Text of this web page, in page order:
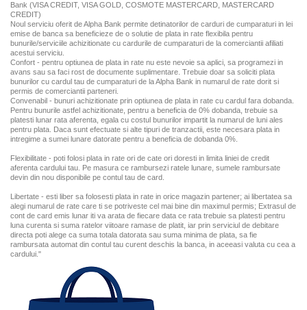
Bank (VISA CREDIT, VISA GOLD, COSMOTE MASTERCARD, MASTERCARD
CREDIT)
Noul serviciu oferit de Alpha Bank permite detinatorilor de carduri de cumparaturi in lei
emise de banca sa beneficieze de o solutie de plata in rate flexibila pentru
bunurile/serviciile achizitionate cu cardurile de cumparaturi de la comerciantii afiliati
acestui serviciu.
Confort - pentru optiunea de plata in rate nu este nevoie sa aplici, sa programezi in
avans sau sa faci rost de documente suplimentare. Trebuie doar sa soliciti plata
bunurilor cu cardul tau de cumparaturi de la Alpha Bank in numarul de rate dorit si
permis de comerciantii parteneri.
Convenabil - bunuri achizitionate prin optiunea de plata in rate cu cardul fara dobanda.
Pentru bunurile astfel achizitionate, pentru a beneficia de 0% dobanda, trebuie sa
platesti lunar rata aferenta, egala cu costul bunurilor impartit la numarul de luni ales
pentru plata. Daca sunt efectuate si alte tipuri de tranzactii, este necesara plata in
intregime a sumei lunare datorate pentru a beneficia de dobanda 0%.
Flexibilitate - poti folosi plata in rate ori de cate ori doresti in limita liniei de credit
aferenta cardului tau. Pe masura ce rambursezi ratele lunare, sumele rambursate
devin din nou disponibile pe contul tau de card.
Libertate - esti liber sa folosesti plata in rate in orice magazin partener; ai libertatea sa
alegi numarul de rate care ti se potriveste cel mai bine din maximul permis; Extrasul de
cont de card emis lunar iti va arata de fiecare data ce rata trebuie sa platesti pentru
luna curenta si suma ratelor viitoare ramase de platit, iar prin serviciul de debitare
directa poti alege ca suma totala datorata sau suma minima de plata, sa fie
rambursata automat din contul tau curent deschis la banca, in aceeasi valuta cu cea a
cardului."